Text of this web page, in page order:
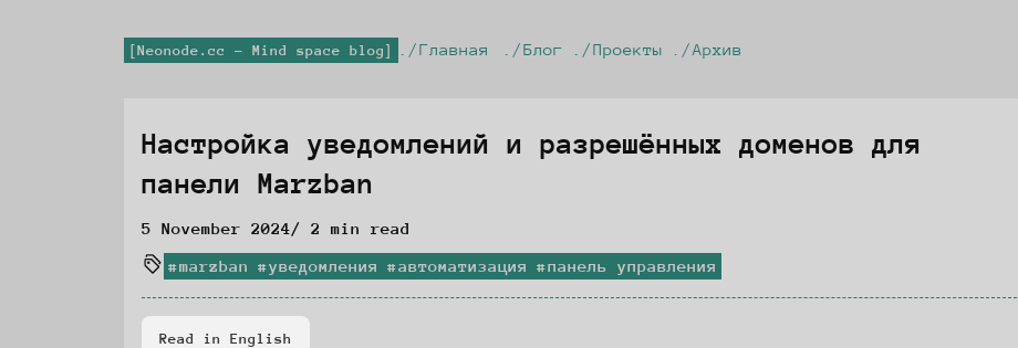
Neonode.cc - Mind space blog Главная Блог Проекты Архив
Part of series: MarzbanGuide
Настройка уведомлений и разрешённых доменов для
панели Marzban
5 November 2024/ 2 min read
marzban
уведомления автоматизация панель управления
Read in English